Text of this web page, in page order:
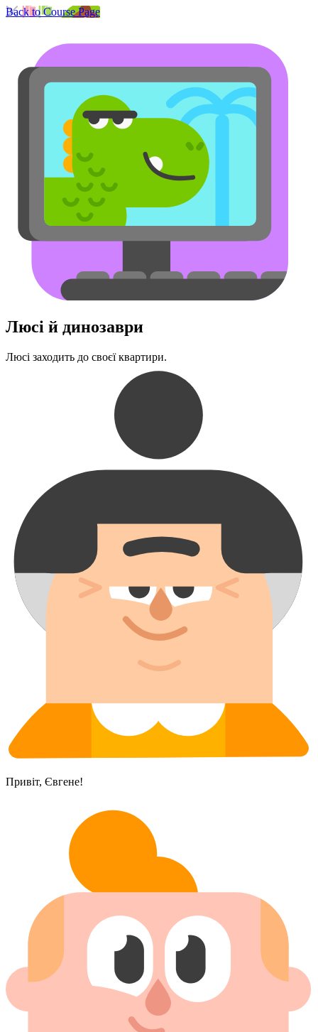
Back to Course Page
Люсі й динозаври
Люсі заходить до своєї квартири.
Привіт, Євгене!